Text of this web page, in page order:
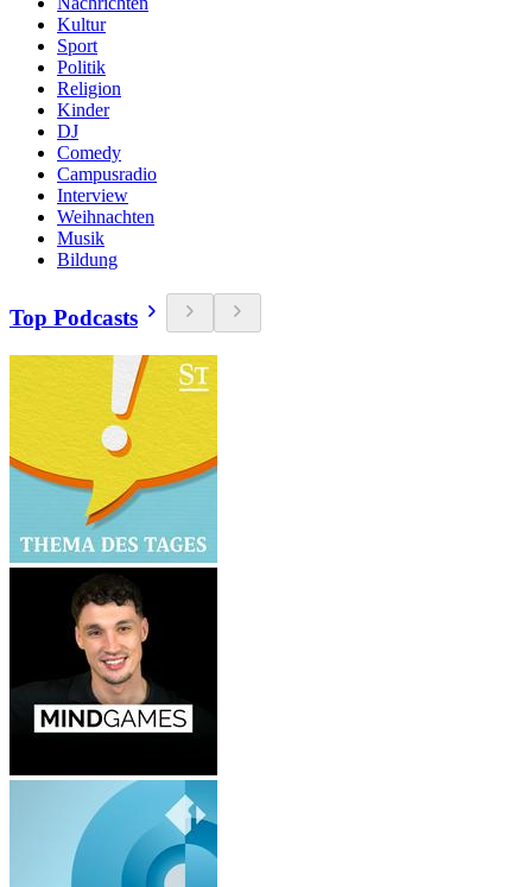
Kultur
Sport
Politik
Religion
Kinder
DJ
Comedy
Campusradio
Interview
Weihnachten
Musik
Bildung
Top Podcasts